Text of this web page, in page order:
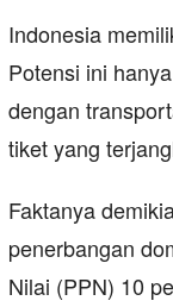
Indonesia
Potensi ini
dengan
tiket yang
Faktanya
penerbangan
Nilai (PPN) 10